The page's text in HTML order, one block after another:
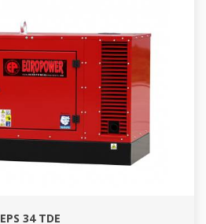
EPS 34 TDE